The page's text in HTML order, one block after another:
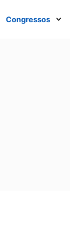
Congressos